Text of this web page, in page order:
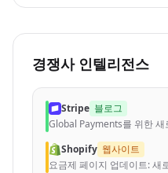
경쟁사 인텔리전스
Stripe 블로그
Global Payments를 위한 새
Shopify 웹사이트
요금제 페이지 업데이트: 새